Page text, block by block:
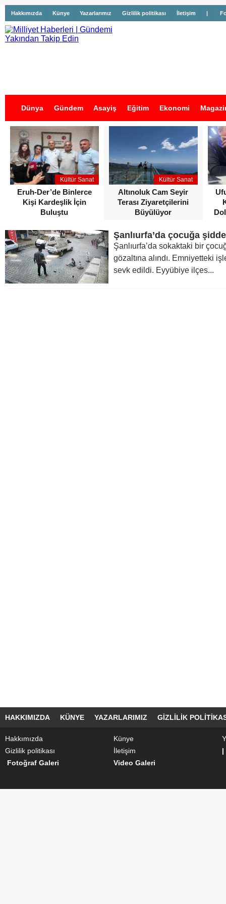
Hakkımızda Künye Yazarlarımız Gizlilik politikası İletişim |
Dünya Gündem Asayiş Eğitim Ekonomi
İş İlanları
Kültür Sanat
Eruh-Der’de Binlerce
Kişi Kardeşlik İçin
Buluştu
Kültür Sanat
Altınoluk Cam Seyir
Terası Ziyaretçilerini
Büyülüyor
Şanlıurfa’da çocuğa
Şanlıurfa’da sokaktaki bir
gözaltına alındı. Emniyetteki
sevk edildi. Eyyübiye ilçes...
HAKKIMIZDA KÜNYE YAZARLARIMIZ GIZLILIK
Hakkımızda Künye
Gizlilik politikası
İletişim
|
Fotoğraf Galeri
Video Galeri